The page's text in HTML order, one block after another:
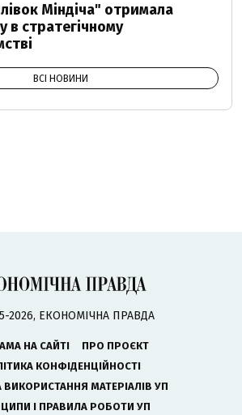
Міндіча" отримала
в стратегічному
ВСІ НОВИНИ
2026, ЕКОНОМІЧНА ПРАВДА
НА САЙТІ
ПРО ПРОЄКТ
КОНФІДЕНЦІЙНОСТІ
ВИКОРИСТАННЯ МАТЕРІАЛІВ УП
І ПРАВИЛА РОБОТИ УП